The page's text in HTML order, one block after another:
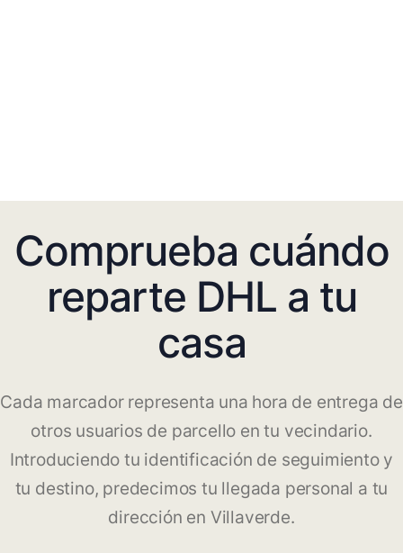
Comprueba cuándo
reparte DHL a tu
casa
Cada marcador representa una hora de entrega de
otros usuarios de parcello en tu vecindario.
Introduciendo tu identificación de seguimiento y
tu destino, predecimos tu llegada personal a tu
dirección en Villaverde.